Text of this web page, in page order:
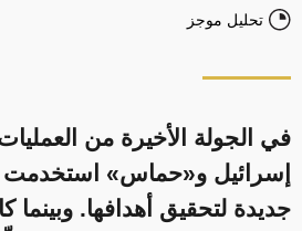
تحليل موجز
في الجولة الأخيرة من
إسرائيل و«حماس» استخدمت
جديدة لتحقيق أهدافها. وبينما